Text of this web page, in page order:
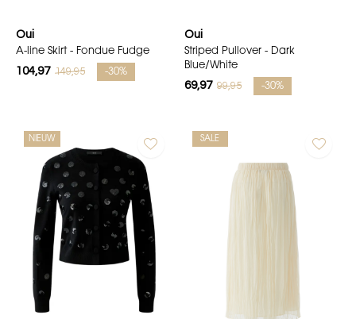
Oui
A-line Skirt - Fondue Fudge
104,97 149,95 -30%
Oui
Striped Pullover - Dark
Blue/White
69,97 99,95 -30%
NIEUW SALE